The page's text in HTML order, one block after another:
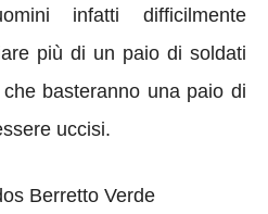
infatti difficilmente
più di un paio di soldati
basteranno una paio di
uccisi.